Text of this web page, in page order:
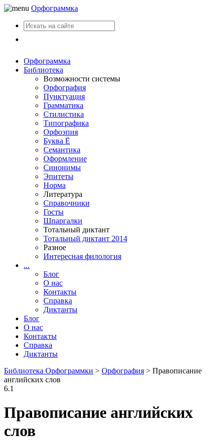
Орфограммка
Орфограммка
Библиотека
Возможности системы
Орфография
Пунктуация
Грамматика
Стилистика
Типографика
Орфоэпия
Буква Ё
Семантика
Оформление
Синонимы
Эпитеты
Норма
Литература
Справочники
Госты
Шпаргалки
Тотальный диктант
Тотальный диктант 2014
Разное
Интересная филология
...
Блог
О нас
Контакты
Справка
Диктанты
Блог
О нас
Контакты
Справка
Диктанты
Библиотека Орфограммки > Орфография > Правописание
английских слов
6.1
Правописание английских
слов